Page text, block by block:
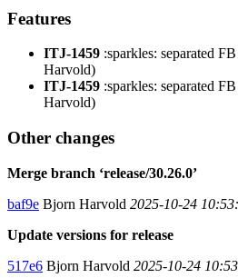
Features
ITJ-1459 :sparkles: separated
Harvold)
ITJ-1459 :sparkles: separated
Harvold)
Other changes
Merge branch ‘release/30.26.0’
baf9e Bjorn Harvold 2025-10-24
Update versions for release
517e6 Bjorn Harvold 2025-10-24